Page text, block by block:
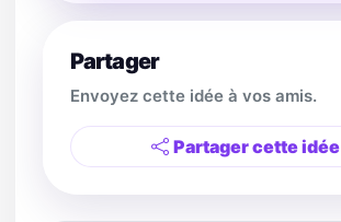
Partager
Envoyez cette idée à vos amis.
Partager cette idée